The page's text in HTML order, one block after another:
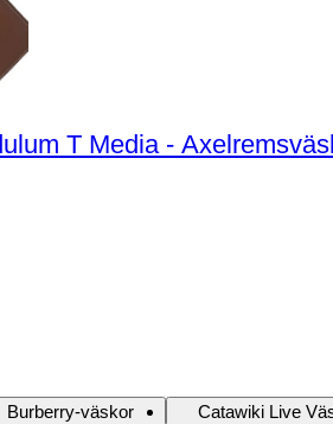
T Media -
Burberry-väskor Catawiki Live